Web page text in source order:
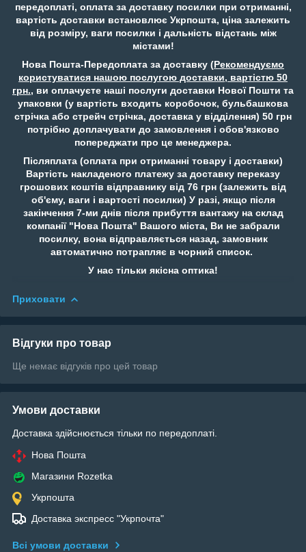
передоплаті, оплата за доставку посилки при отриманні,
вартість доставки встановлює Укрпошта, ціна залежить
від розміру, ваги посилки і дальність відстань між
містами!
Нова Пошта-Передоплата за доставку (Рекомендуємо
користуватися нашою послугою доставки, вартістю 50
грн., ви оплачуєте наші послуги доставки Нової Пошти та
упаковки (у вартість входить коробочок, бульбашкова
стрічка або стрейч стрічка, доставка у відділення) 50 грн
потрібно доплачувати до замовлення і обов'язково
попереджати про це менеджера.
Післяплата (оплата при отриманні товару і доставки)
Вартість накладеного платежу за доставку переказу
грошових коштів відправнику від 76 грн (залежить від
об'єму, ваги і вартості посилки) У разі, якщо після
закінчення 7-ми днів після прибуття вантажу на склад
компанії "Нова Пошта" Вашого міста, Ви не забрали
посилку, вона відправляється назад, замовник
автоматично потрапляє в чорний список.
У нас тільки якісна оптика!
Приховати
Відгуки про товар
Ще немає відгуків про цей товар
Умови доставки
Доставка здійснюється тільки по передоплаті.
Нова Пошта
Магазини Rozetka
Укрпошта
Доставка экспресс "Укрпочта"
Всі умови доставки